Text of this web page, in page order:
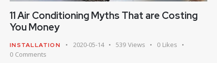
11 Air Conditioning Myths That are Costing
You Money
INSTALLATION 2020-05-14 539 Views 0 Likes
0 Comments